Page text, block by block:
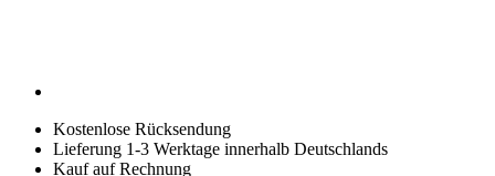
Kostenlose Rücksendung
Lieferung 1-3 Werktage innerhalb Deutschlands
Kauf auf Rechnung